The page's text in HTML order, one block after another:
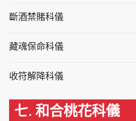
斷酒禁賭科儀
藏魂保命科儀
收符解降科儀
七. 和合桃花科儀